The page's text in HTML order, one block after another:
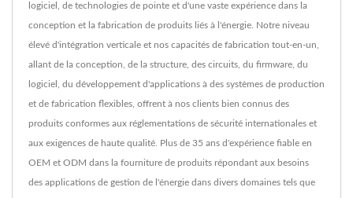
logiciel, de technologies de pointe et d'une vaste expérience dans la
conception et la fabrication de produits liés à l'énergie. Notre niveau
élevé d'intégration verticale et nos capacités de fabrication tout-en-un,
allant de la conception, de la structure, des circuits, du firmware, du
logiciel, du développement d'applications à des systèmes de production
et de fabrication flexibles, offrent à nos clients bien connus des
produits conformes aux réglementations de sécurité internationales et
aux exigences de haute qualité. Plus de 35 ans d'expérience fiable en
OEM et ODM dans la fourniture de produits répondant aux besoins
des applications de gestion de l'énergie dans divers domaines tels que